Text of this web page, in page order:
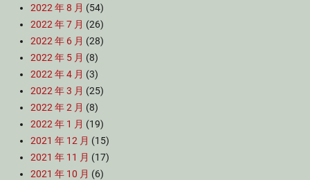
2022 年 8 月 (54)
2022 年 7 月 (26)
2022 年 6 月 (28)
2022 年 5 月 (8)
2022 年 4 月 (3)
2022 年 3 月 (25)
2022 年 2 月 (8)
2022 年 1 月 (19)
2021 年 12 月 (15)
2021 年 11 月 (17)
2021 年 10 月 (6)